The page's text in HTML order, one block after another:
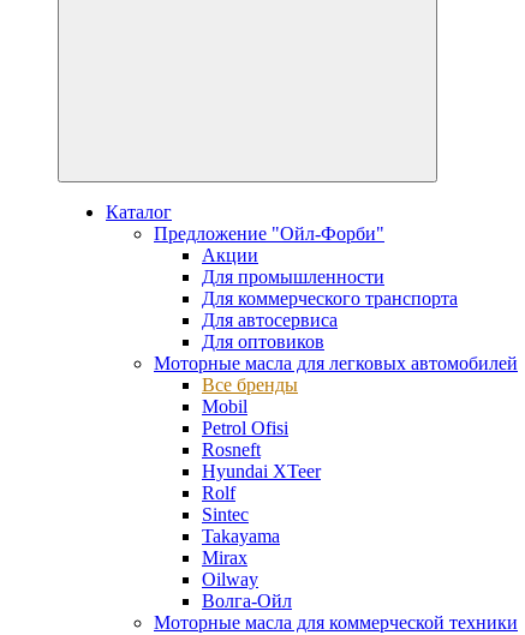
Каталог
Предложение "Ойл-Форби"
Акции
Для промышленности
Для коммерческого транспорта
Для автосервиса
Для оптовиков
Моторные масла для легковых автомобилей
Все бренды
Mobil
Petrol Ofisi
Rosneft
Hyundai XTeer
Rolf
Sintec
Takayama
Mirax
Oilway
Волга-Ойл
Моторные масла для коммерческой техники